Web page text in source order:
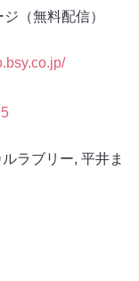
（無料配信）
ラブリー, 平井ま